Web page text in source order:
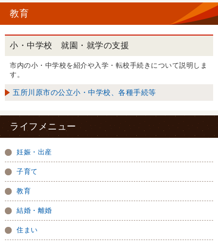
教育
小・中学校 就園・就学の支援
市内の小・中学校を紹介や入学・転校手続きについて説明しま
す。
五所川原市の公立小・中学校、各種手続等
ライフメニュー
妊娠・出産
子育て
教育
結婚・離婚
住まい